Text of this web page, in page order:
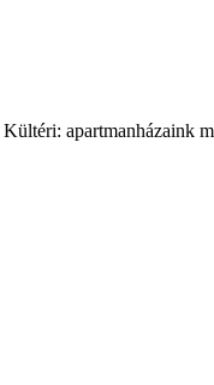
apartmanházaink